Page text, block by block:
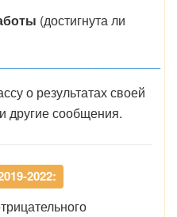
(достигнута ли
о результатах своей
другие сообщения.
2022: